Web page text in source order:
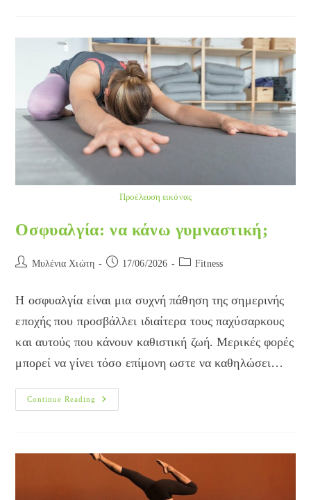
Προέλευση εικόνας
Οσφυαλγία: να κάνω γυμναστική;
Post Μυλένια Χιώτη
Post 17/06/2026
PostFitness
Η οσφυαλγία είναι μια συχνή πάθηση της σημερινής
εποχής που προσβάλλει ιδιαίτερα τους παχύσαρκους
και αυτούς που κάνουν καθιστική ζωή. Μερικές φορές
μπορεί να γίνει τόσο επίμονη ωστε να καθηλώσει…
Continue Reading
Οσφυαλγία:
Να